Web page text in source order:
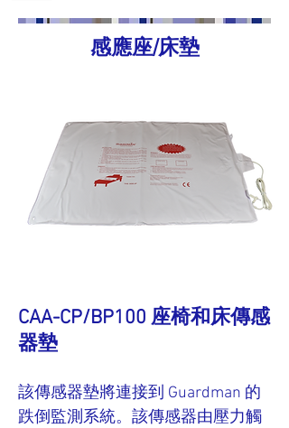
感應座/床墊​
CAA-CP/BP100 座椅和床傳感
器墊
該傳感器墊將連接到 Guardman 的
跌倒監測系統。該傳感器由壓力觸